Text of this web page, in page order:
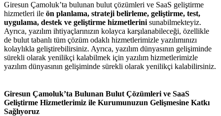
Giresun Çamoluk’ta bulunan bulut çözümleri ve SaaS geliştirme
hizmetleri ile ön planlama, strateji belirleme, geliştirme, test,
uygulama, destek ve geliştirme hizmetlerini sunabilmekteyiz.
Ayrıca, yazılım ihtiyaçlarınızın kolayca karşılanabileceği, özellikle
de bulut tabanlı tüm çözüm odaklı hizmetlerimizle yazılımınızı
kolaylıkla geliştirebilirsiniz. Ayrıca, yazılım dünyasının gelişiminde
sürekli olarak yenilikçi kalabilmek için yazılım hizmetlerimizle
yazılım dünyasının gelişiminde sürekli olarak yenilikçi kalabilirsiniz.
Giresun Çamoluk’ta Bulunan Bulut Çözümleri ve SaaS
Geliştirme Hizmetlerimiz ile Kurumunuzun Gelişmesine Katkı
Sağlıyoruz